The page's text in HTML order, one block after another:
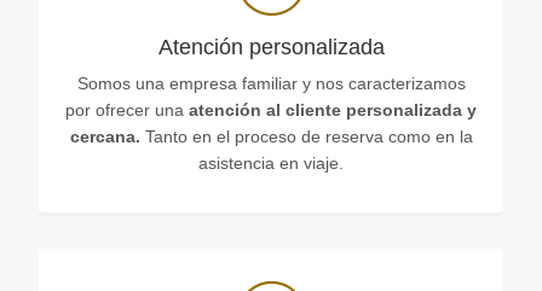
Atención personalizada
Somos una empresa familiar y nos caracterizamos
por ofrecer una atención al cliente personalizada y
cercana. Tanto en el proceso de reserva como en la
asistencia en viaje.